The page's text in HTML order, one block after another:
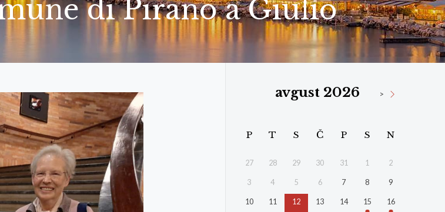
di Pirano a Giulio
avgust 2026 >
P T S Č P S N
27 28 29 30 31 1 2
3 4 5 6 7 8 9
10 11 12 13 14 15 16